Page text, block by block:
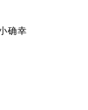
确幸